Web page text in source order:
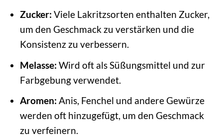
Zucker: Viele Lakritzsorten enthalten Zucker,
um den Geschmack zu verstärken und die
Konsistenz zu verbessern.
Melasse: Wird oft als Süßungsmittel und zur
Farbgebung verwendet.
Aromen: Anis, Fenchel und andere Gewürze
werden oft hinzugefügt, um den Geschmack
zu verfeinern.